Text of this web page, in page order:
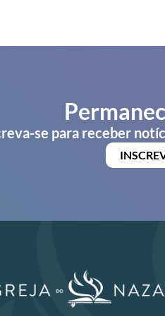
se para receber